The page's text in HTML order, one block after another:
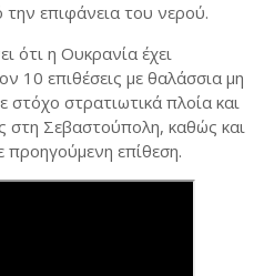
επιφάνεια του νερού.
ότι η Ουκρανία έχει
10 επιθέσεις με θαλάσσια μη
στρατιωτικά πλοία και
στη Σεβαστούπολη, καθώς και
προηγούμενη επίθεση.